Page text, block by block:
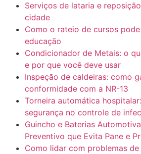
Serviços de lataria e
cidade
Como o rateio de cursos
educação
Condicionador de Metais: o
e por que você deve usar
Inspeção de caldeiras: como
conformidade com a NR-13
Torneira automática
segurança no controle de
Guincho e Baterias
Preventivo que Evita Pane e
Como lidar com problemas